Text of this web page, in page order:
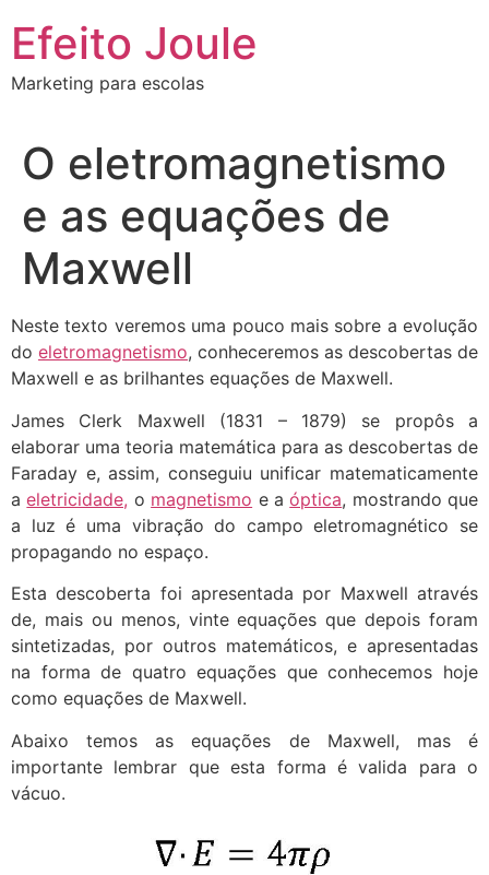
para
conteúdo
Efeito Joule
Marketing para escolas
O eletromagnetismo
e as equações de
Maxwell
Neste texto veremos uma pouco mais sobre a evolução
do eletromagnetismo, conheceremos as descobertas de
Maxwell e as brilhantes equações de Maxwell.
James Clerk Maxwell (1831 – 1879) se propôs a
elaborar uma teoria matemática para as descobertas de
Faraday e, assim, conseguiu unificar matematicamente
aeletricidade, o magnetismo e aóptica, mostrando que
a luz é uma vibração do campo eletromagnético se
propagando no espaço.
Esta descoberta foi apresentada por Maxwell através
de, mais ou menos, vinte equações que depois foram
sintetizadas, por outros matemáticos, e apresentadas
na forma de quatro equações que conhecemos hoje
como equações de Maxwell.
Abaixo temos as equações de Maxwell, mas é
importante lembrar que esta forma é valida para o
vácuo.